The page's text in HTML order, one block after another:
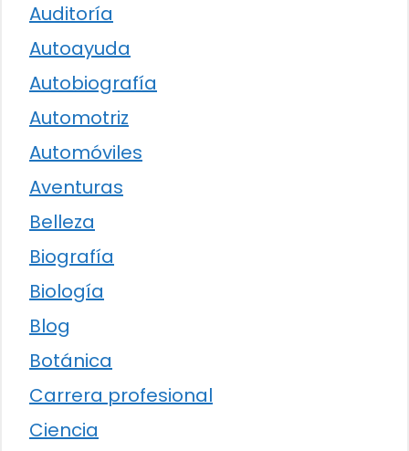
Auditoría
Autoayuda
Autobiografía
Automotriz
Automóviles
Aventuras
Belleza
Biografía
Biología
Blog
Botánica
Carrera profesional
Ciencia